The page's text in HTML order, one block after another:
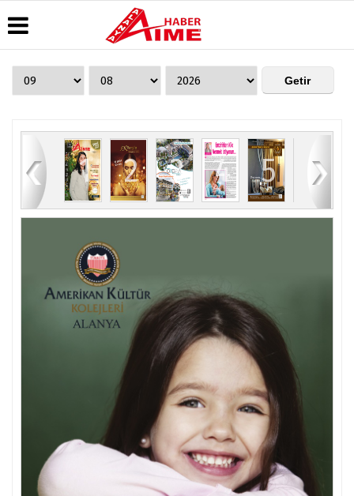
Üye Paneli
Arşivi
Dergi
Arşivi
Günün
Haberleri
Hava
Gazete
Manşetleri
Anketler
Biyografiler
Köşe
Video
Galeri
Foto
Galeri
AlanyaTime
Moovit
Alanya-
Gazipaşa
& Antalya
Canlı Uçak
Seyir
84 1 2 3 4 5 6